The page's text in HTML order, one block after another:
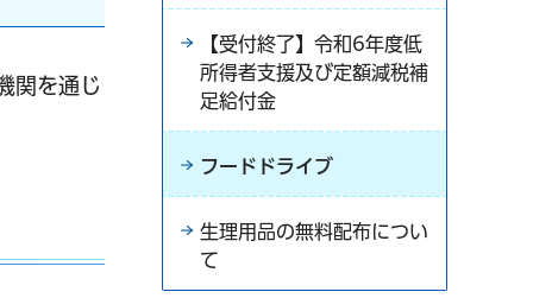
関を通じ
【受付終了】令和6年度低
所得者支援及び定額減税補
足給付金
フードドライブ
生理用品の無料配布につい
て